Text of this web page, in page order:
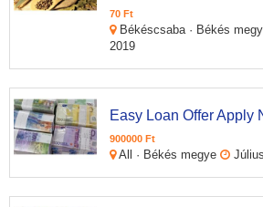
70 Ft
Békéscsaba · Békés
2019
Easy Loan Offer Apply
900000 Ft
All · Békés megye